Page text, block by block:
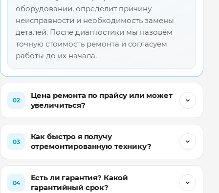
оборудовании, определит причину
неисправности и необходимость замены
деталей. После диагностики мы назовём
точную стоимость ремонта и согласуем
работы до их начала.
02
Цена ремонта по прайсу или может
увеличиться?
03
Как быстро я получу
отремонтированную технику?
04
Есть ли гарантия? Какой
гарантийный срок?